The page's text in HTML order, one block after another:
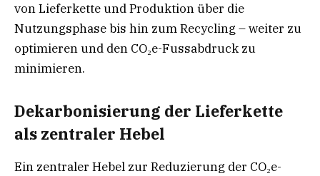
von Lieferkette und Produktion über die
Nutzungsphase bis hin zum Recycling – weiter zu
optimieren und den CO₂e-Fussabdruck zu
minimieren.
Dekarbonisierung der Lieferkette
als zentraler Hebel
Ein zentraler Hebel zur Reduzierung der CO₂e-